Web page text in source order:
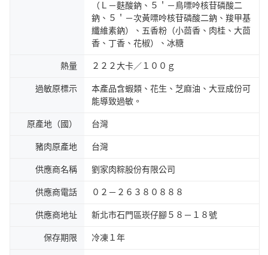
（Ｌ－麩酸鈉、５＇－鳥嘌呤核苷磷酸二
鈉、５＇－次黃嘌呤核苷磷酸二鈉、羧甲基
纖維素鈉）、五香粉（小茴香、肉桂、大茴
香、丁香、花椒）、冰糖
熱量 ２２２大卡／１００ｇ
過敏原標示
本產品含蝦類、花生、芝麻油、大豆成份可
能導致過敏。
原產地（國） 台灣
豬肉原產地 台灣
供應商名稱 劉家肉粽股份有限公司
供應商電話 ０２－２６３８０８８８
供應商地址 新北市石門區崁仔腳５８－１８號
保存期限 冷凍１年